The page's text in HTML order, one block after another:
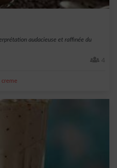
audacieuse et raffinée du
4
creme